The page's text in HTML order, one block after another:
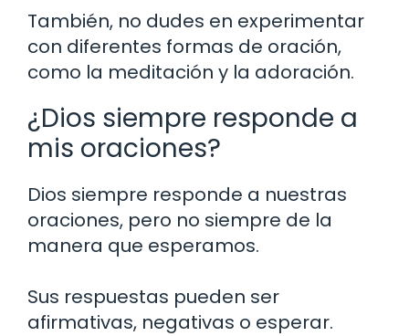
También, no dudes en experimentar
con diferentes formas de oración,
como la meditación y la adoración.
¿Dios siempre responde a
mis oraciones?
Dios siempre responde a nuestras
oraciones, pero no siempre de la
manera que esperamos.
Sus respuestas pueden ser
afirmativas, negativas o esperar.